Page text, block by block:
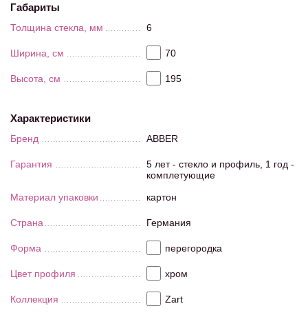
Габариты
Толщина стекла, мм 6
Ширина, см 70
Высота, см 195
Характеристики
Бренд ABBER
Гарантия
5 лет - стекло и профиль, 1 год -
комплетующие
Материал упаковки
картон
Страна Германия
Форма перегородка
Цвет профиля хром
Коллекция Zart